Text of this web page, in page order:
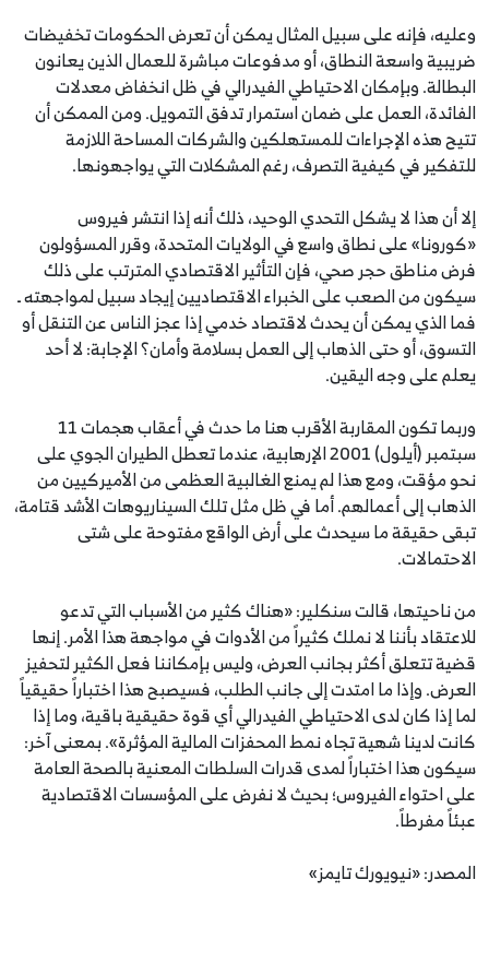
وعليه، فإنه على سبيل المثال يمكن أن تعرض الحكومات تخفيضات
ضريبية واسعة النطاق، أو مدفوعات مباشرة للعمال الذين يعانون
البطالة. وبإمكان الاحتياطي الفيدرالي في ظل انخفاض معدلات
الفائدة، العمل على ضمان استمرار تدفق التمويل. ومن الممكن أن
تتيح هذه الإجراءات للمستهلكين والشركات المساحة اللازمة
للتفكير في كيفية التصرف، رغم المشكلات التي يواجهونها.
إلا أن هذا لا يشكل التحدي الوحيد، ذلك أنه إذا انتشر فيروس
«كورونا» على نطاق واسع في الولايات المتحدة، وقرر المسؤولون
فرض مناطق حجر صحي، فإن التأثير الاقتصادي المترتب على ذلك
سيكون من الصعب على الخبراء الاقتصاديين إيجاد سبيل لمواجهته ـ
فما الذي يمكن أن يحدث لاقتصاد خدمي إذا عجز الناس عن التنقل أو
التسوق، أو حتى الذهاب إلى العمل بسلامة وأمان؟ الإجابة: لا أحد
يعلم على وجه اليقين.
وربما تكون المقاربة الأقرب هنا ما حدث في أعقاب هجمات 11
سبتمبر (أيلول) 2001 الإرهابية، عندما تعطل الطيران الجوي على
نحو مؤقت، ومع هذا لم يمنع الغالبية العظمى من الأميركيين من
الذهاب إلى أعمالهم. أما في ظل مثل تلك السيناريوهات الأشد قتامة،
تبقى حقيقة ما سيحدث على أرض الواقع مفتوحة على شتى
الاحتمالات.
من ناحيتها، قالت سنكلير: «هناك كثير من الأسباب التي تدعو
للاعتقاد بأننا لا نملك كثيراً من الأدوات في مواجهة هذا الأمر. إنها
قضية تتعلق أكثر بجانب العرض، وليس بإمكاننا فعل الكثير لتحفيز
العرض. وإذا ما امتدت إلى جانب الطلب، فسيصبح هذا اختباراً حقيقياً
لما إذا كان لدى الاحتياطي الفيدرالي أي قوة حقيقية باقية، وما إذا
كانت لدينا شهية تجاه نمط المحفزات المالية المؤثرة». بمعنى آخر:
سيكون هذا اختباراً لمدى قدرات السلطات المعنية بالصحة العامة
على احتواء الفيروس؛ بحيث لا نفرض على المؤسسات الاقتصادية
عبئاً مفرطاً.
المصدر: «نيويورك تايمز»